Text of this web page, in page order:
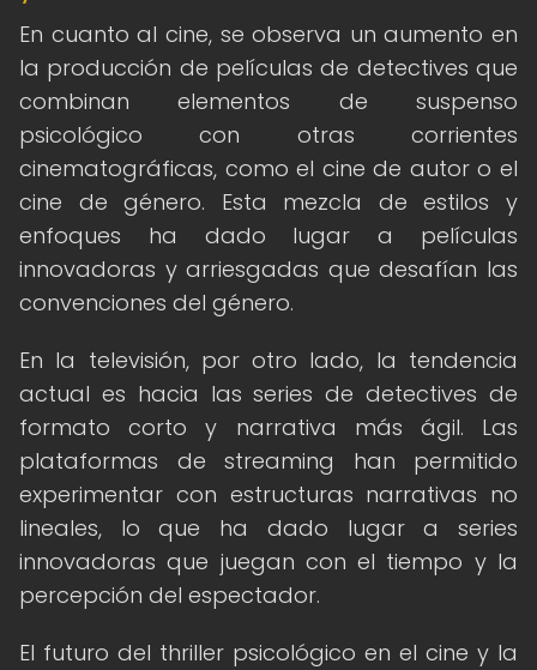
En cuanto al cine, se observa un aumento en
la producción de películas de detectives que
combinan elementos de suspenso
psicológico con otras corrientes
cinematográficas, como el cine de autor o el
cine de género. Esta mezcla de estilos y
enfoques ha dado lugar a películas
innovadoras y arriesgadas que desafían las
convenciones del género.
En la televisión, por otro lado, la tendencia
actual es hacia las series de detectives de
formato corto y narrativa más ágil. Las
plataformas de streaming han permitido
experimentar con estructuras narrativas no
lineales, lo que ha dado lugar a series
innovadoras que juegan con el tiempo y la
percepción del espectador.
El futuro del thriller psicológico en el cine y la